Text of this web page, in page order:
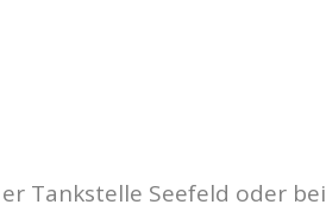
Tankstelle Seefeld oder bei